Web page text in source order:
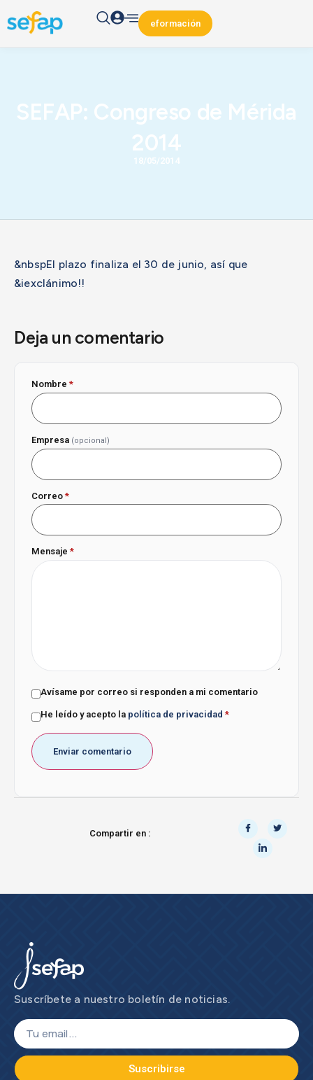
eformación
SEFAP: Congreso de Mérida
2014
18/05/2014
&nbspEl plazo finaliza el 30 de junio, así que
&iexclánimo!!
Deja un comentario
Nombre*
Empresa (opcional)
Correo*
Mensaje*
Avísame por correo si responden a mi comentario
He leído y acepto la política de privacidad *
Compartir en :
Suscríbete a nuestro boletín de noticias.
Suscribirse